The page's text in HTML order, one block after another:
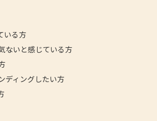
いる方
ないと感じている方
ディングしたい方